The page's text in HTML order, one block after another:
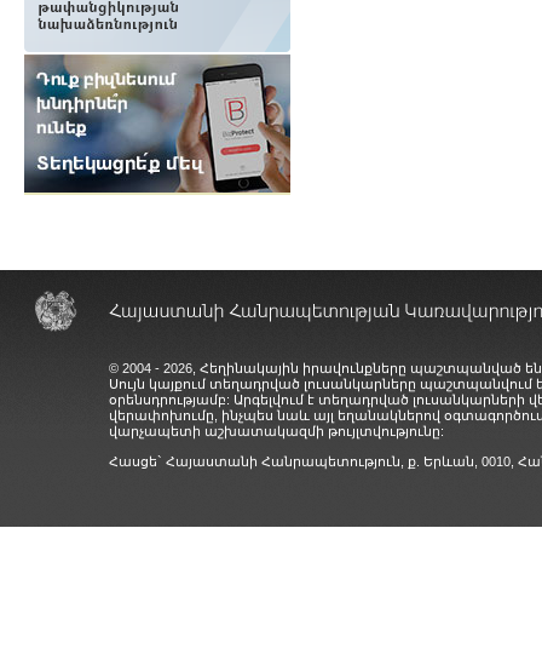
© 2004 - 2026, Հեղինակային իրավունքները պաշտպանված
Սույն կայքում տեղադրված լուսանկարները
օրենսդրությամբ: Արգելվում է տեղադրված
վերափոխումը, ինչպես նաև այլ եղանակներով
վարչապետի աշխատակազմի թույլտվությունը:
Հասցե` Հայաստանի Հանրապետություն, ք. Երևան, 0010,